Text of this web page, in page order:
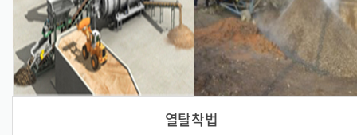
열탈착법